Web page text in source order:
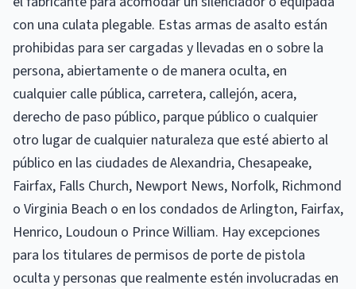
con una culata plegable. Estas armas de asalto están
prohibidas para ser cargadas y llevadas en o sobre la
persona, abiertamente o de manera oculta, en
cualquier calle pública, carretera, callejón, acera,
derecho de paso público, parque público o cualquier
otro lugar de cualquier naturaleza que esté abierto al
público en las ciudades de Alexandria, Chesapeake,
Fairfax, Falls Church, Newport News, Norfolk, Richmond
o Virginia Beach o en los condados de Arlington, Fairfax,
Henrico, Loudoun o Prince William. Hay excepciones
para los titulares de permisos de porte de pistola
oculta y personas que realmente estén involucradas en